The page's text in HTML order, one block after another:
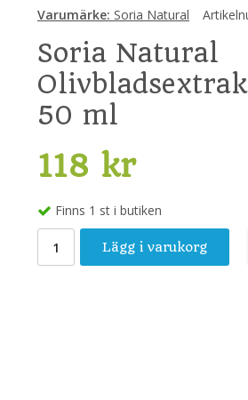
Varumärke: Soria Natural
Soria Natural
50 ml
118 kr
Finns 1 st i butiken
Lägg i varukorg